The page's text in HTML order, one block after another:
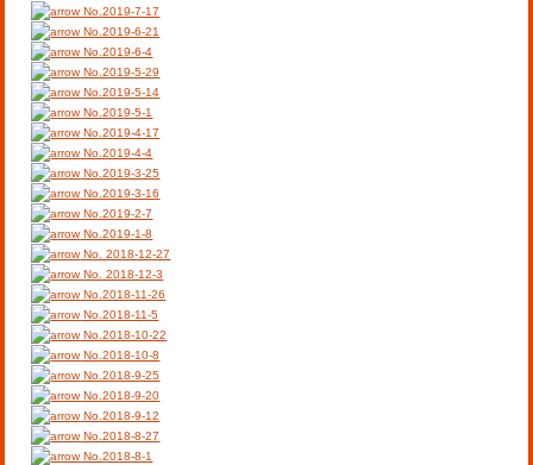
No.2019-7-17
No.2019-6-21
No.2019-6-4
No.2019-5-29
No.2019-5-14
No.2019-5-1
No.2019-4-17
No.2019-4-4
No.2019-3-25
No.2019-3-16
No.2019-2-7
No.2019-1-8
No. 2018-12-27
No. 2018-12-3
No.2018-11-26
No.2018-11-5
No.2018-10-22
No.2018-10-8
No.2018-9-25
No.2018-9-20
No.2018-9-12
No.2018-8-27
No.2018-8-1